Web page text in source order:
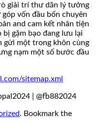
giải trí thư dãn lý tưởng
vốn đầu bốn chuyên
and cam kết nhân tiện
bị gặm bạo đang lưu lại
gửi một trong khôn cùng
nạm một số bước đầu
sitemap.xml
| @fb882024
. Bookmark the